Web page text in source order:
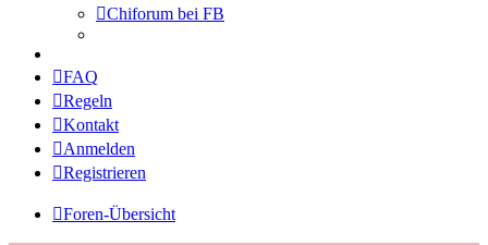
Chiforum bei FB
FAQ
Regeln
Kontakt
Anmelden
Registrieren
Foren-Übersicht